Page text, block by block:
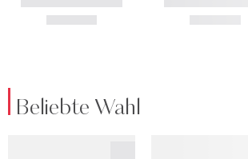
Beliebte Wahl